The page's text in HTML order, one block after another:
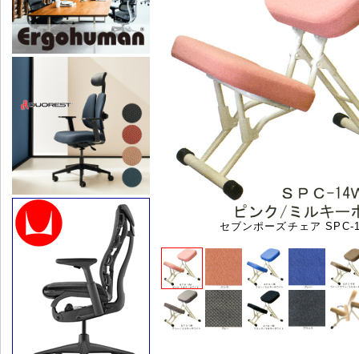
セブンポーズチェア SPC-